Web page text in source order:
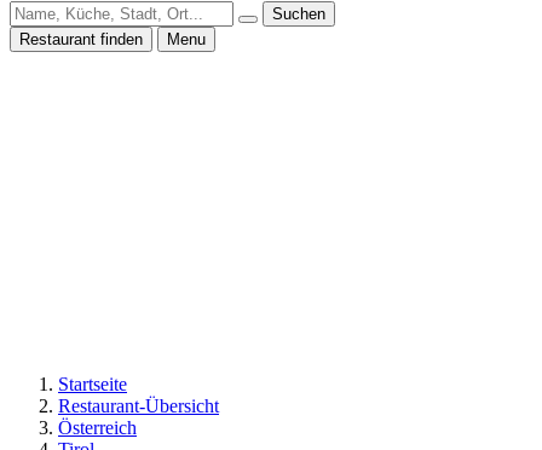
Suchen
Restaurant finden
Menu
Startseite
Restaurant-Übersicht
Österreich